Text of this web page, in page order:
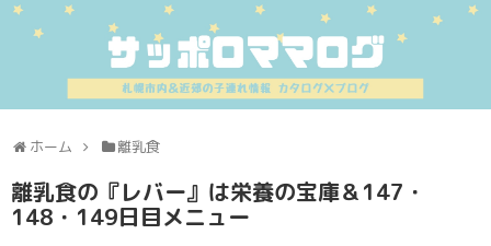
ホーム 離乳食
離乳食の『レバー』は栄養の宝庫＆147・
148・149日目メニュー